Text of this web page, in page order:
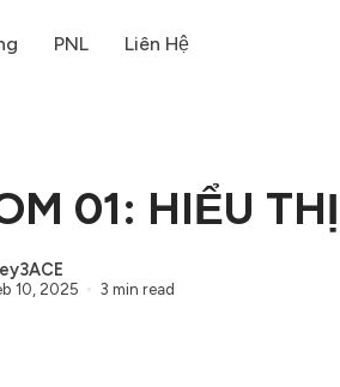
PNL Liên Hệ
01: HIỂU
10, 2025 3 min read